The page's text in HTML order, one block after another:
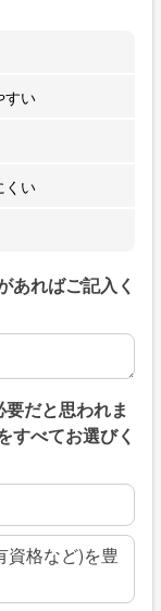
すい
くい
あればご記入く
あればご記入くだ
だと思われま
すべてお選びく
資格など)を豊